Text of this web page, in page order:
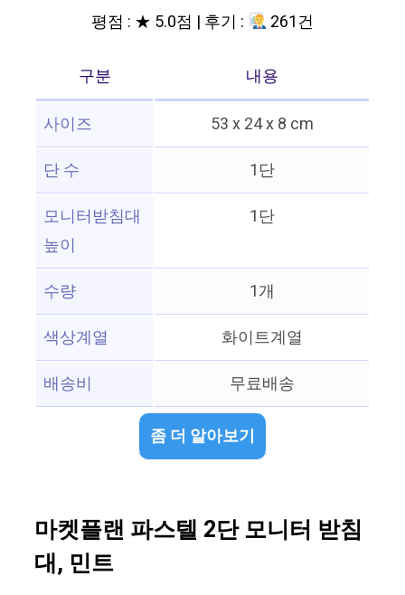
평점 : ★ 5.0점 | 후기 : 261건
구분
내용
사이즈
53 x 24 x 8 cm
단 수
1단
모니터받침대
높이
1단
수량
1개
색상계열
화이트계열
배송비
무료배송
좀 더 알아보기
마켓플랜 파스텔 2단 모니터 받침
대, 민트